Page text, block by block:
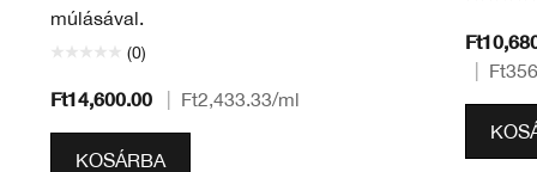
múlásával.
(0)
Ft14,600.00 Ft2,433.33/ml
KOSÁRBA